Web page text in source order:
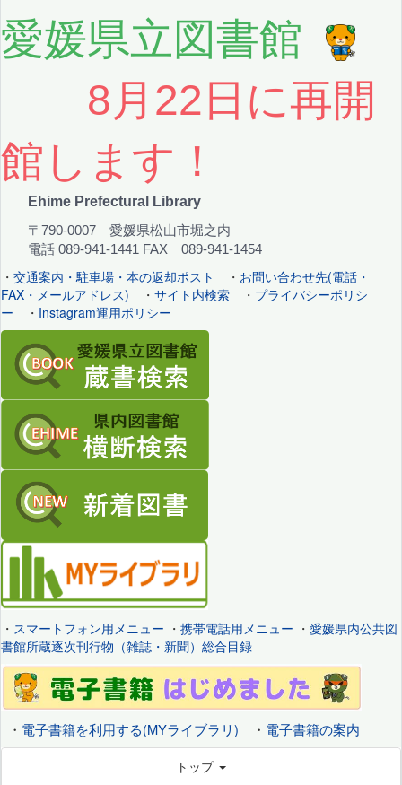
愛媛県立図書館
8月22日に再開
館します！
Ehime Prefectural Library
〒790-0007 愛媛県松山市堀之内
電話 089-941-1441 FAX 089-941-1454
・ 交通案内・駐車場・本の返却ポスト ・ お問い合わせ先(電話・
FAX・メールアドレス) ・ サイト内検索 ・ プライバシーポリシ
ー ・ Instagram運用ポリシー
・ スマートフォン用メニュー ・ 携帯電話用メニュー ・ 愛媛県内公共図
書館所蔵逐次刊行物（雑誌・新聞）総合目録
・ 電子書籍を利用する(MYライブラリ) ・ 電子書籍の案内
トップ